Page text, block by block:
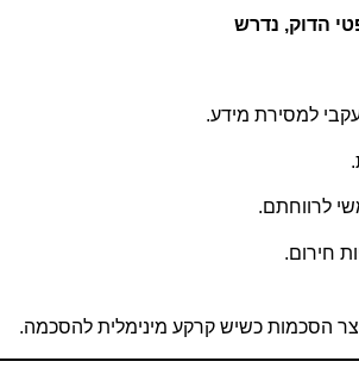
הדוק, נדרש
למסירת מידע.
לרווחתם.
חירום.
הסכמות כשיש קרקע מינימלית להסכמה.